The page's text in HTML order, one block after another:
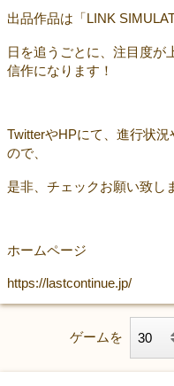
出品作品は「LINK
日を追うごとに、注目度が
信作になります！
TwitterやHPにて、進行状
ので、
是非、チェックお願い致し
ホームページ
https://lastcontinue.jp/
ゲームを